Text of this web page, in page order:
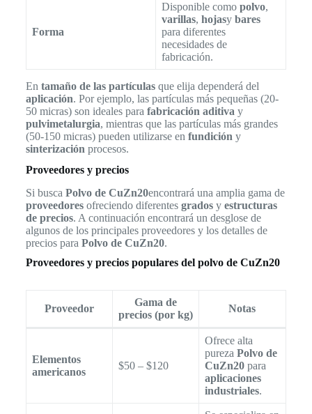
Forma
Disponible como polvo,
varillas, hojasy bares
para diferentes
necesidades de
fabricación.
En tamaño de las partículasque elija dependerá del
aplicación. Por ejemplo, las partículas más pequeñas (20-
50 micras) son ideales para fabricación aditiva y
pulvimetalurgia, mientras que las partículas más grandes
(50-150 micras) pueden utilizarse en fundición y
sinterización procesos.
Proveedores y precios
Si busca Polvo de CuZn20encontrará una amplia gama de
proveedoresofreciendo diferentes gradosy estructuras
de precios. A continuación encontrará un desglose de
algunos de los principales proveedores y los detalles de
precios para Polvo de CuZn20.
Proveedores y precios populares del polvo de CuZn20
Proveedor
Gama de
precios (por kg)
Notas
Elementos
americanos
$50 – $120
Ofrece alta
pureza Polvo de
CuZn20para
aplicaciones
industriales.